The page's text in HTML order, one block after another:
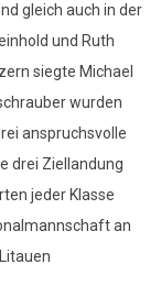
gleich auch in der
und Ruth
siegte Michael
wurden
anspruchsvolle
drei Ziellandung
jeder Klasse
an